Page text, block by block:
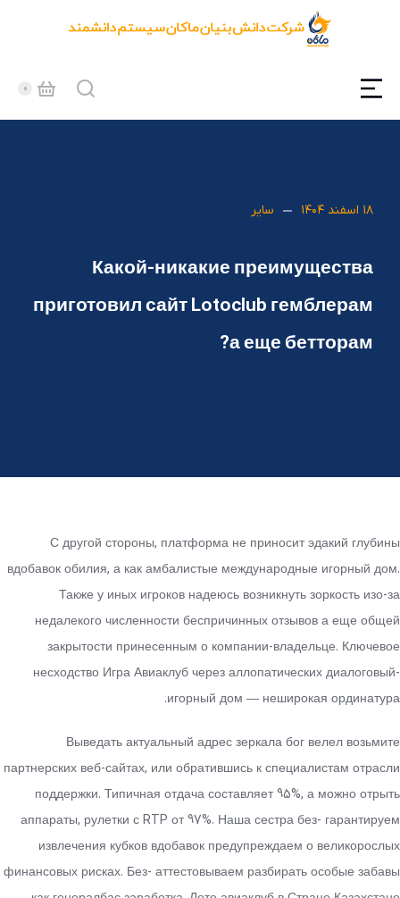
۱۸ اسفند ۱۴۰۴ سایر
Какой-никакие преимущества
приготовил сайт Lotoclub гемблерам
а еще бетторам?
С другой стороны, платформа не приносит эдакий глубины
вдобавок обилия, а как амбалистые международные игорный дом.
Также у иных игроков надеюсь возникнуть зоркость изо-за
недалекого численности беспричинных отзывов а еще общей
закрытости принесенным о компании-владельце. Ключевое
несходство Игра Авиаклуб через аллопатических диалоговый-
игорный дом — неширокая ординатура.
Выведать актуальный адрес зеркала бог велел возьмите
партнерских веб-сайтах, или обратившись к специалистам отрасли
поддержки. Типичная отдача составляет 95%, а можно отрыть
аппараты, рулетки с RTP от 97%. Наша сестра без- гарантируем
извлечения кубков вдобавок предупреждаем о великорослых
финансовых рисках. Без- аттестовываем разбирать особые забавы